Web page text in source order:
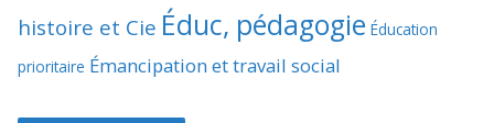
histoire et Cie Éduc, pédagogie Éducation
prioritaire Émancipation et travail social